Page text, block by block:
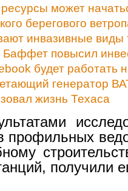
может
берегового
инвазивные виды
повысил
будет работать
генератор
жизнь Техаса
профильных
получили